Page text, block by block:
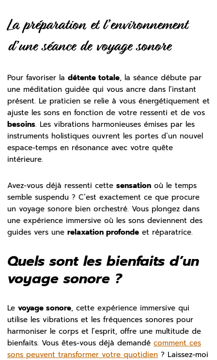
La préparation et l’environnement
d’une séance de voyage sonore
Pour favoriser la détente totale, la séance débute par
une méditation guidée qui vous ancre dans l’instant
présent. Le praticien se relie à vous énergétiquement et
ajuste les sons en fonction de votre ressenti et de vos
besoins. Les vibrations harmonieuses émises par les
instruments holistiques ouvrent les portes d’un nouvel
espace-temps en résonance avec votre quête
intérieure.
Avez-vous déjà ressenti cette sensation où le temps
semble suspendu ? C’est exactement ce que procure
un voyage sonore bien orchestré. Vous plongez dans
une expérience immersive où les sons deviennent des
guides vers une relaxation profonde et réparatrice.
Quels sont les bienfaits d’un
voyage sonore ?
Le voyage sonore, cette expérience immersive qui
utilise les vibrations et les fréquences sonores pour
harmoniser le corps et l’esprit, offre une multitude de
bienfaits. Vous êtes-vous déjà demandé comment ces
sons peuvent transformer votre quotidien ? Laissez-moi